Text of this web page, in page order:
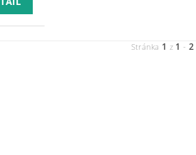
Stránka 1 z 1 - 2